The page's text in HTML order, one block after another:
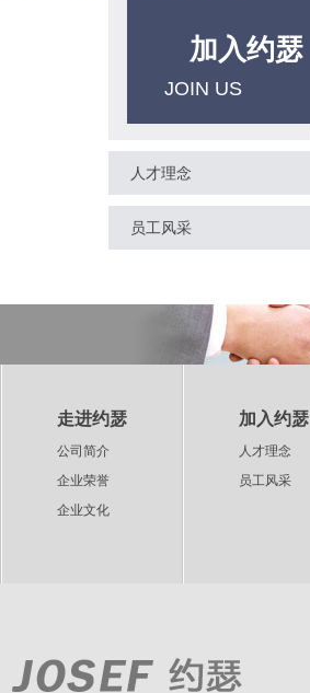
加入约瑟
JOIN US
人才理念
员工风采
走进约瑟
公司简介
企业荣誉
企业文化
加入约瑟
人才理念
员工风采